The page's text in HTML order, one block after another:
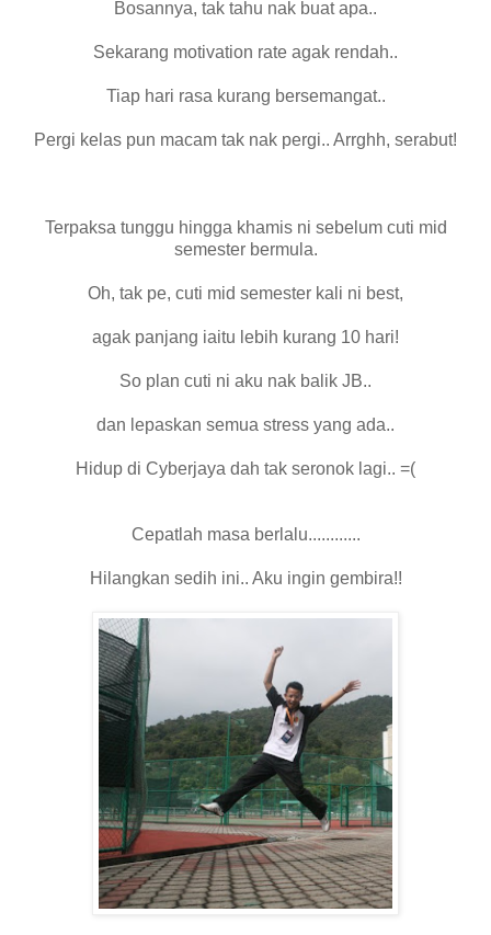
Bosannya, tak tahu nak buat apa..
Sekarang motivation rate agak rendah..
Tiap hari rasa kurang bersemangat..
Pergi kelas pun macam tak nak pergi.. Arrghh, serabut!
Terpaksa tunggu hingga khamis ni sebelum cuti mid
semester bermula.
Oh, tak pe, cuti mid semester kali ni best,
agak panjang iaitu lebih kurang 10 hari!
So plan cuti ni aku nak balik JB..
dan lepaskan semua stress yang ada..
Hidup di Cyberjaya dah tak seronok lagi.. =(
Cepatlah masa berlalu............
Hilangkan sedih ini.. Aku ingin gembira!!